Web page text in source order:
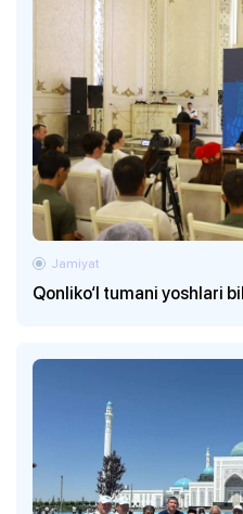
Qonliko‘l tumani yoshlari
Jamiyat